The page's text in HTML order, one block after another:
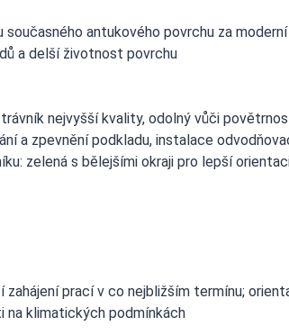
současného antukového povrchu za
a delší životnost povrchu
nejvyšší kvality, odolný vůči
a zpevnění podkladu, instalace
zelená s bělejšími okraji pro lepší
zahájení prací v co nejbližším termínu;
na klimatických podmínkách